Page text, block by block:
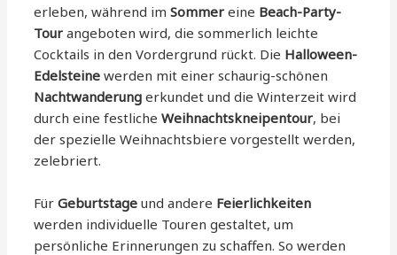
erleben, während imSommer eine Beach-Party-
Tour angeboten wird, die sommerlich leichte
Cocktails in den Vordergrund rückt. Die Halloween-
Edelsteine werden mit einer schaurig-schönen
Nachtwanderung erkundet und die Winterzeit wird
durch eine festlicheWeihnachtskneipentour, bei
der spezielle Weihnachtsbiere vorgestellt werden,
zelebriert.
FürGeburtstage und andere Feierlichkeiten
werden individuelle Touren gestaltet, um
persönliche Erinnerungen zu schaffen. So werden